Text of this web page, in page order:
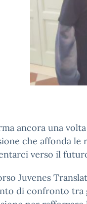
ancora una
che affonda le
verso il
Juvenes
di confronto tra